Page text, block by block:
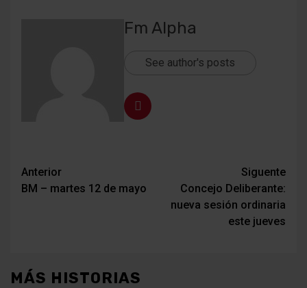
Fm Alpha
See author's posts
Navegación
de
Anterior
BM – martes 12 de mayo
Siguente
Concejo Deliberante:
nueva sesión ordinaria
este jueves
MÁS HISTORIAS